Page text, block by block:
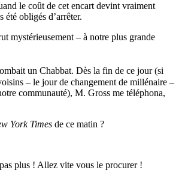
le coût de cet encart devint vraiment
obligés d’arrêter.
mystérieusement – à notre plus grande
un Chabbat. Dès la fin de ce jour (si
– le jour de changement de millénaire –
communauté), M. Gross me téléphona,
York Times de ce matin ?
plus ! Allez vite vous le procurer !